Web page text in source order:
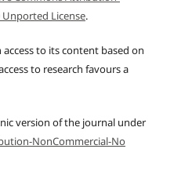
License.
to its content based on
to research favours a
version of the journal under
NonCommercial-No